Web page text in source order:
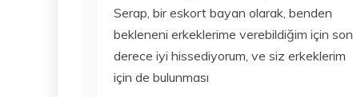
Serap, bir eskort bayan olarak, benden
bekleneni erkeklerime verebildiğim için son
derece iyi hissediyorum, ve siz erkeklerim
için de bulunması